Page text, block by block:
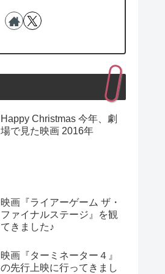
Happy Christmas 今年、劇
場で見た映画 2016年
映画『ライアーゲーム ザ・
ファイナルステージ』を観
てきました♪
映画『ターミネーター４』
の先行上映に行ってきまし